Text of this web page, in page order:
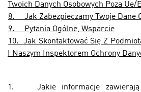
Twoich Danych Osobowych Poza Ue/
8.
Jak Zabezpieczamy Twoje Dane
9.
Pytania Ogólne, Wsparcie
10.
Jak Skontaktować Się Z
I Naszym Inspektorem Ochrony
1.
Jakie informacje